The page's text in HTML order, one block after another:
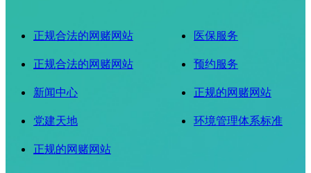
正规合法的网赌网站
正规合法的网赌网站
新闻中心
党建天地
正规的网赌网站
医保服务
预约服务
正规的网赌网站
环境管理体系标准